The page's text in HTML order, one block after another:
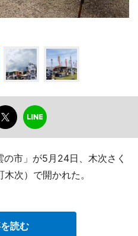
市」が5月24日、木次さく
次）で開かれた。
読む